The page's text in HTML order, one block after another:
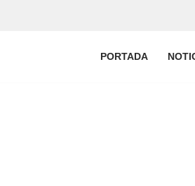
PORTADA